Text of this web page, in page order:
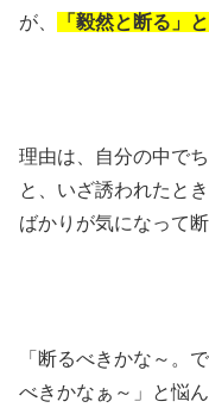
が、
「毅然と断る」
理由は、自分の中で
と、いざ誘われたと
ばかりが気になって
「断るべきかな～。
べきかなぁ～」と悩